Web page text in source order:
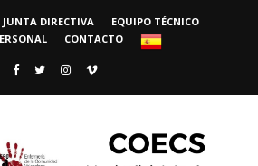
JUNTA DIRECTIVA
EQUIPO TÉCNICO
CONTACTO